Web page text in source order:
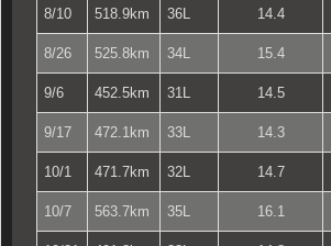
8/10 518.9km 36L 14.4
8/26 525.8km 34L 15.4
9/6 452.5km 31L 14.5
9/17 472.1km 33L 14.3
10/1 471.7km 32L 14.7
10/7 563.7km 35L 16.1